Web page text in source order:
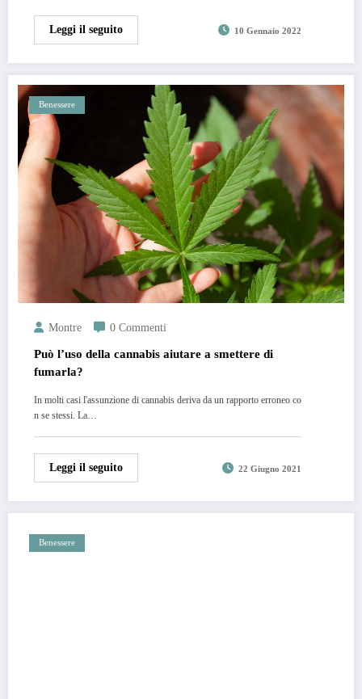
Leggi il seguito 10 Gennaio 2022
Benessere
Montre 0 Commenti
Può l’uso della cannabis aiutare a smettere di
fumarla?
In molti casi l'assunzione di cannabis deriva da un rapporto erroneo co
n se stessi. La…
Leggi il seguito 22 Giugno 2021
Benessere